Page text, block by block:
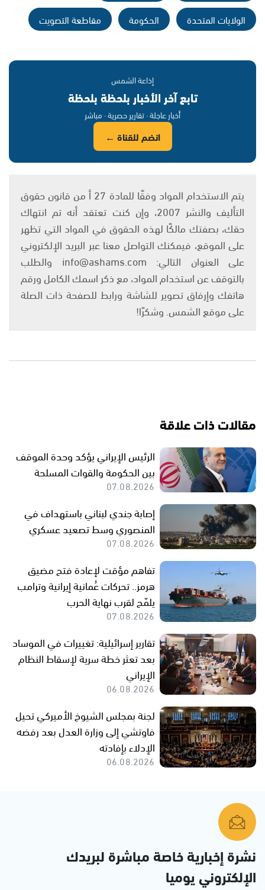
الولايات المتحدة الحكومة مقاطعة التصويت
إذاعة الشمس
تابع آخر الأخبار بلحظة بلحظة
أخبار عاجلة · تقارير حصرية · مباشر
انضم للقناة ←
يتم الاستخدام المواد وفقًا للمادة 27 أ من قانون حقوق
التأليف والنشر 2007، وإن كنت تعتقد أنه تم انتهاك
حقك، بصفتك مالكًا لهذه الحقوق في المواد التي تظهر
على الموقع، فيمكنك التواصل معنا عبر البريد الإلكتروني
على العنوان التالي: info@ashams.com والطلب
بالتوقف عن استخدام المواد، مع ذكر اسمك الكامل ورقم
هاتفك وإرفاق تصوير للشاشة ورابط للصفحة ذات الصلة
على موقع الشمس. وشكرًا!
مقالات ذات علاقة
الرئيس الإيراني يؤكد وحدة الموقف
بين الحكومة والقوات المسلحة
07.08.2026
إصابة جندي لبناني باستهداف في
المنصوري وسط تصعيد عسكري
07.08.2026
تفاهم مؤقت لإعادة فتح مضيق
هرمز.. تحركات عُمانية إيرانية وترامب
يلمّح لقرب نهاية الحرب
07.08.2026
تقارير إسرائيلية: تغييرات في الموساد
بعد تعثر خطة سرية لإسقاط النظام
الإيراني
06.08.2026
لجنة بمجلس الشيوخ الأميركي تحيل
فاوتشي إلى وزارة العدل بعد رفضه
الإدلاء بإفادته
06.08.2026
نشرة إخبارية خاصة مباشرة لبريدك
الإلكتروني يوميا